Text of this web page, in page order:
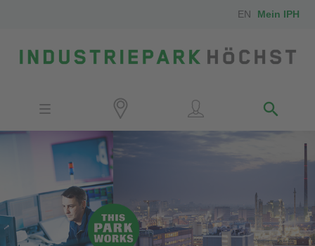
EN Mein IPH
IPH-Mitarbeiter
Kontakt